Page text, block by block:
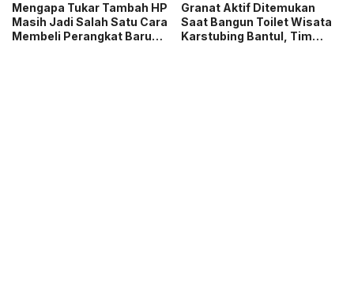
Mengapa Tukar Tambah HP
Masih Jadi Salah Satu Cara
Membeli Perangkat Baru
Granat Aktif Ditemukan
Saat Bangun Toilet Wisata
Karstubing Bantul, Tim